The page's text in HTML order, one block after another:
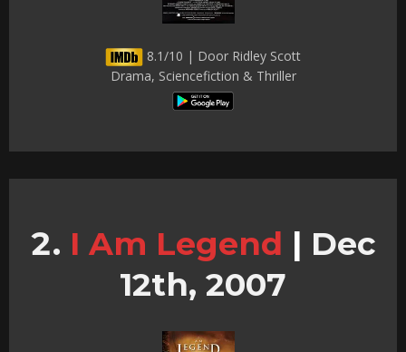
8.1/10 | Door Ridley Scott
Drama, Sciencefiction & Thriller
I Am Legend | Dec
12th, 2007